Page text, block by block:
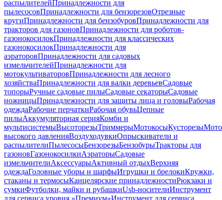
распылителейПринадлежности для
пылесосовПринадлежности для бензорезовОтрезные
кругиПринадлежности для бензобуровПринадлежности для
тракторов для газоновПринадлежности для роботов-
газонокосилокПринадлежности для классических
газонокосилокПринадлежности для
аэраторовПринадлежности для садовых
измельчителейПринадлежности для
мотокультиваторовПринадлежности для лесного
хозяйстваПринадлежности для валки деревьевСадовые
топорыРучные садовые пилыСадовые секаторыСадовые
ножницыПринадлежности для защиты лица и головыРабочая
одеждаРабочие перчаткиРабочая обувьЦепные
пилыАккумуляторная серияКомби и
мультисистемыВысоторезыТриммерыМотокосыКусторезы
высокого давленияВоздуходувкиОпрыскиватели и
распылителиПылесосыБензорезыБензобурыТракторы для
газоновГазонокосилкиАэраторыСадовые
измельчителиАксессуарыАктивный отдыхВерхняя
одеждаГоловные уборы и шарфыИгрушки и брелокиКружки,
стаканы и термосыКанцелярские принадлежностиРюкзаки и
сумкиФутболки, майки и рубашкиUsb-носителиИнструмент
для сервиса уровня «Премиум»Инструмент для сервиса